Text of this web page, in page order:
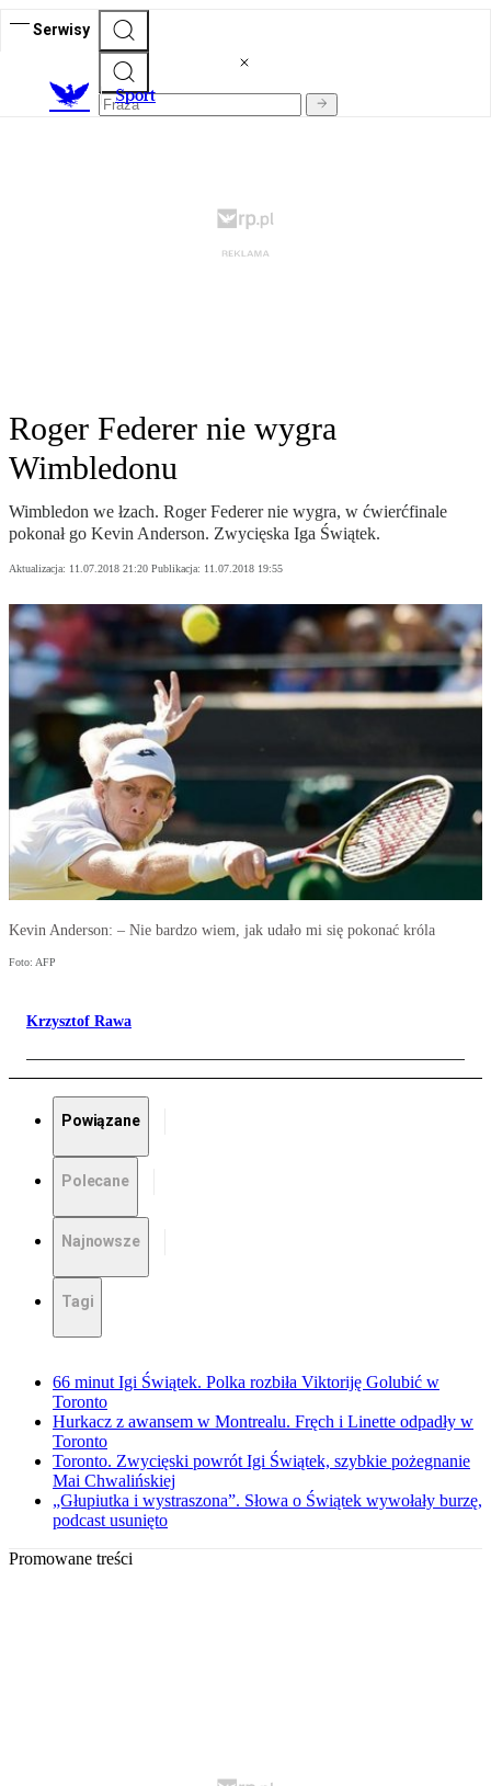
Serwisy
Sport
Roger Federer nie wygra
Wimbledonu
Wimbledon we łzach. Roger Federer nie wygra, w ćwierćfinale
pokonał go Kevin Anderson. Zwycięska Iga Świątek.
Aktualizacja: 11.07.2018 21:20 Publikacja: 11.07.2018 19:55
Kevin Anderson: – Nie bardzo wiem, jak udało mi się pokonać króla
Foto: AFP
Krzysztof Rawa
Powiązane
Polecane
Najnowsze
Tagi
66 minut Igi Świątek. Polka rozbiła Viktoriję Golubić w
Toronto
Hurkacz z awansem w Montrealu. Fręch i Linette odpadły w
Toronto
Toronto. Zwycięski powrót Igi Świątek, szybkie pożegnanie
Mai Chwalińskiej
„Głupiutka i wystraszona”. Słowa o Świątek wywołały burzę,
podcast usunięto
Promowane treści